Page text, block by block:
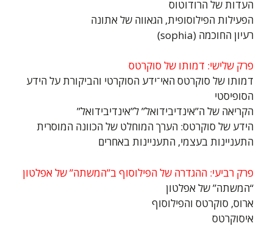
העדות של הרודוטוס
הפעילות הפילוסופית, הגאווה של אתונה
רעיון החוכמה (sophia)
פרק שלישי: דמותו של סוקרטס
דמותו של סוקרטס האי־ידע הסוקרטי והביקורת על הידע
הסופיסטי
הקריאה של ה”אינדיבידואל” ל”אינדיבידואל”
הידע של סוקרטס: הערך המוחלט של הכוונה המוסרית
התעניינות בעצמי, התעניינות באחרים
פרק רביעי: ההגדרה של הפילוסוף ב”המשתה” של אפלטון
“המשתה” של אפלטון
ארוס, סוקרטס והפילוסוף
איסוקרטס